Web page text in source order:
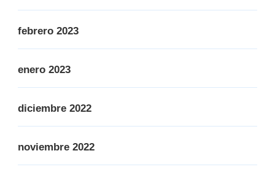
febrero 2023
enero 2023
diciembre 2022
noviembre 2022